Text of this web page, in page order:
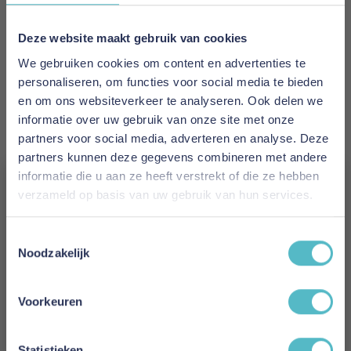
Deze website maakt gebruik van cookies
We gebruiken cookies om content en advertenties te
personaliseren, om functies voor social media te bieden
en om ons websiteverkeer te analyseren. Ook delen we
informatie over uw gebruik van onze site met onze
partners voor social media, adverteren en analyse. Deze
partners kunnen deze gegevens combineren met andere
informatie die u aan ze heeft verstrekt of die ze hebben
verzameld op basis van uw gebruik van hun services.
Noodzakelijk
Voorkeuren
EAN
Prijs
€ 2.331,00
Levertijd
8 weken
Kleur
358 Taura Chocco
Neah X 140 Sofa Bed with Standard Arms
E-mail